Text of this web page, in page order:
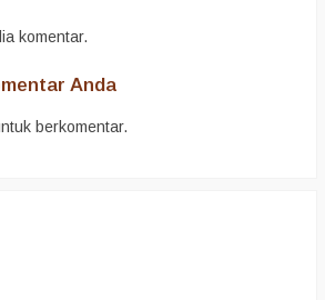
komentar.
Anda
berkomentar.